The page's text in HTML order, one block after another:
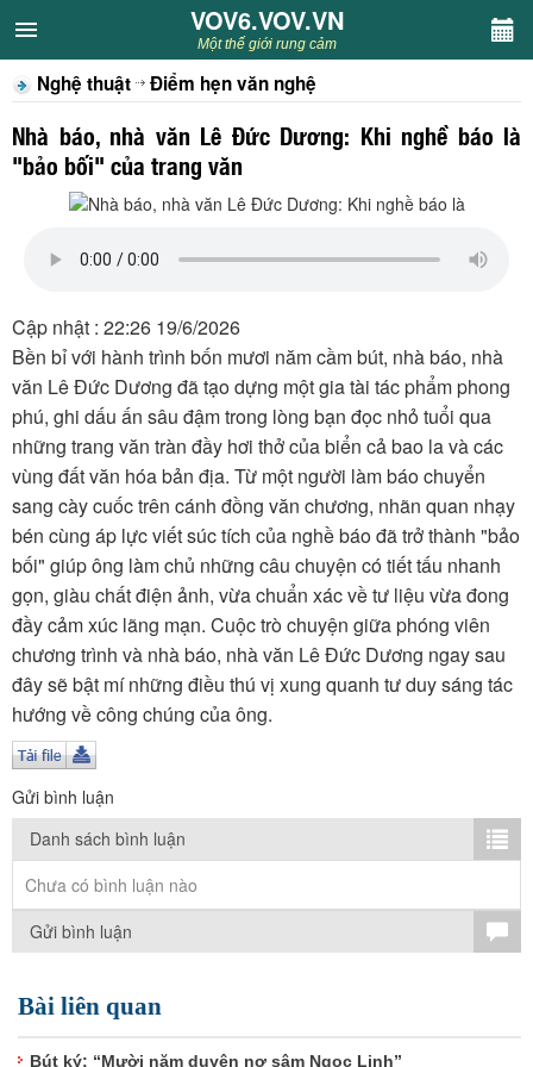
VOV6.VOV.VN
CHUYÊN MỤC
Khách VOV6
Văn học
Sân khấu
Thiếu nhi
Kết nối VOV6
TÌM KIẾM
Vận hành bởi QI Corp
VOV6.VOV.VN
Một thế giới rung cảm
Nghệ thuật Điểm hẹn văn nghệ
Nhà báo, nhà văn Lê Đức Dương: Khi nghề báo là
"bảo bối" của trang văn
Cập nhật : 22:26 19/6/2026
Bền bỉ với hành trình bốn mươi năm cầm bút, nhà báo, nhà
văn Lê Đức Dương đã tạo dựng một gia tài tác phẩm phong
phú, ghi dấu ấn sâu đậm trong lòng bạn đọc nhỏ tuổi qua
những trang văn tràn đầy hơi thở của biển cả bao la và các
vùng đất văn hóa bản địa. Từ một người làm báo chuyển
sang cày cuốc trên cánh đồng văn chương, nhãn quan nhạy
bén cùng áp lực viết súc tích của nghề báo đã trở thành "bảo
bối" giúp ông làm chủ những câu chuyện có tiết tấu nhanh
gọn, giàu chất điện ảnh, vừa chuẩn xác về tư liệu vừa đong
đầy cảm xúc lãng mạn. Cuộc trò chuyện giữa phóng viên
chương trình và nhà báo, nhà văn Lê Đức Dương ngay sau
đây sẽ bật mí những điều thú vị xung quanh tư duy sáng tác
hướng về công chúng của ông.
Gửi bình luận
Danh sách bình luận
Chưa có bình luận nào
Gửi bình luận
Bài liên quan
Bút ký: “Mười năm duyên nợ sâm Ngọc Linh”